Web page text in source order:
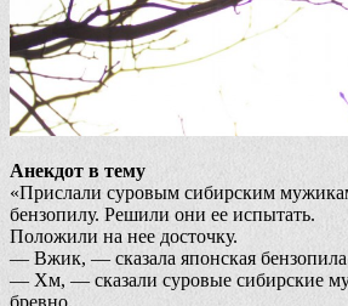
Анекдот в тему
«Прислали суровым сибирским
бензопилу. Решили они ее испытать.
Положили на нее досточку.
— Вжик, — сказала японская
— Хм, — сказали суровые сибирские
бревно.